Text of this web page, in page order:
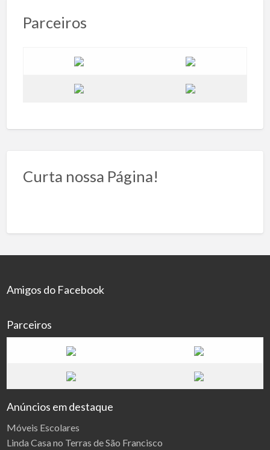
Parceiros
Curta nossa Página!
Amigos do Facebook
Parceiros
Anúncios em destaque
Móveis Escolares
Linda Casa no Terras de São Francisco